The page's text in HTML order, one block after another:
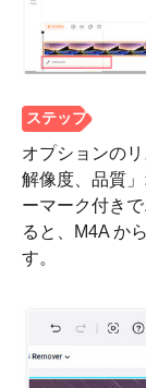
オプションの
解像度、品質
ーマーク付き
ると、M4A か
す。